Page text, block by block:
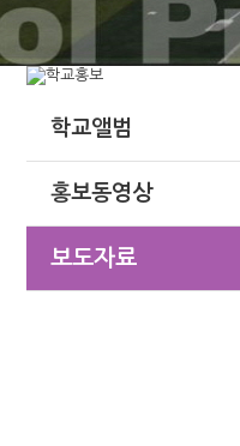
학교앨범
홍보동영상
보도자료